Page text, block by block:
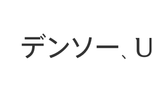
デンソー､